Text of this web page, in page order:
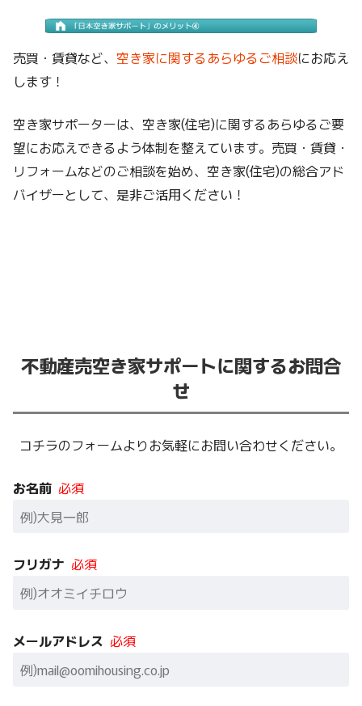
売買・賃貸など、 空き家に関するあらゆるご相談にお応え
します！
空き家サポーターは、空き家(住宅)に関するあらゆるご要
望にお応えできるよう体制を整えています。売買・賃貸・
リフォームなどのご相談を始め、空き家(住宅)の総合アド
バイザーとして、是非ご活用ください！
不動産売空き家サポートに関するお問合
せ
コチラのフォームよりお気軽にお問い合わせください。
お名前 必須
フリガナ 必須
メールアドレス 必須